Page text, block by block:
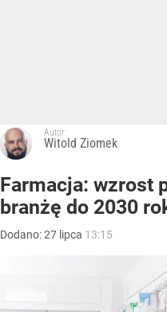
Autor:
Witold Ziomek
Farmacja: wzrost
branżę do 2030
Dodano:27 lipca 13:15